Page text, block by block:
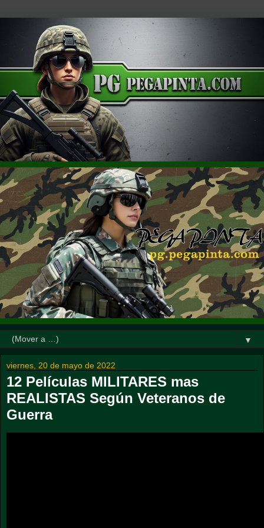
▼
viernes, 20 de mayo de 2022
12 Películas MILITARES mas
REALISTAS Según Veteranos de
Guerra